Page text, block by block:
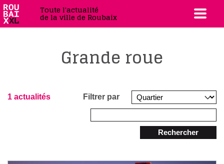
Toute l'actualité
de la ville de Roubaix
Grande roue
1 actualités Filtrer par
Rechercher